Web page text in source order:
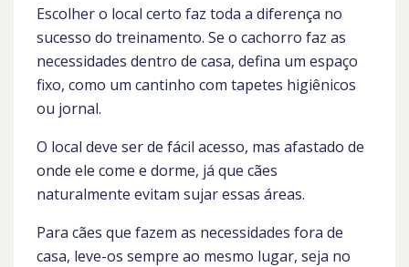
Escolher o local certo faz toda a diferença no
sucesso do treinamento. Se o cachorro faz as
necessidades dentro de casa, defina um espaço
fixo, como um cantinho com tapetes higiênicos
ou jornal.
O local deve ser de fácil acesso, mas afastado de
onde ele come e dorme, já que cães
naturalmente evitam sujar essas áreas.
Para cães que fazem as necessidades fora de
casa, leve-os sempre ao mesmo lugar, seja no